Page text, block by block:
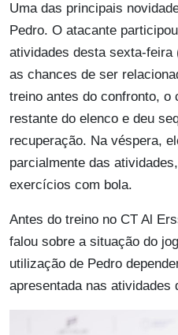
Uma das principais
Pedro. O atacante
atividades desta sexta-feira
as chances de ser
treino antes do confronto, o
restante do elenco e deu
recuperação. Na véspera,
parcialmente das
exercícios com bola.
Antes do treino no CT Al
falou sobre a situação do
utilização de Pedro
apresentada nas atividades